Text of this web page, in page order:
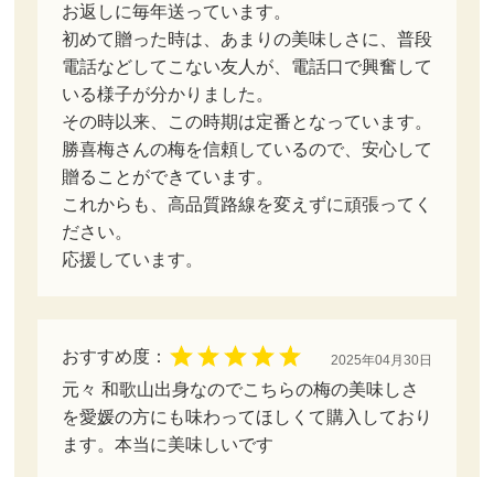
お返しに毎年送っています。
初めて贈った時は、あまりの美味しさに、普段
電話などしてこない友人が、電話口で興奮して
いる様子が分かりました。
その時以来、この時期は定番となっています。
勝喜梅さんの梅を信頼しているので、安心して
贈ることができています。
これからも、高品質路線を変えずに頑張ってく
ださい。
応援しています。
おすすめ度： 2025年04月30日
元々 和歌山出身なのでこちらの梅の美味しさ
を愛媛の方にも味わってほしくて購入しており
ます。本当に美味しいです